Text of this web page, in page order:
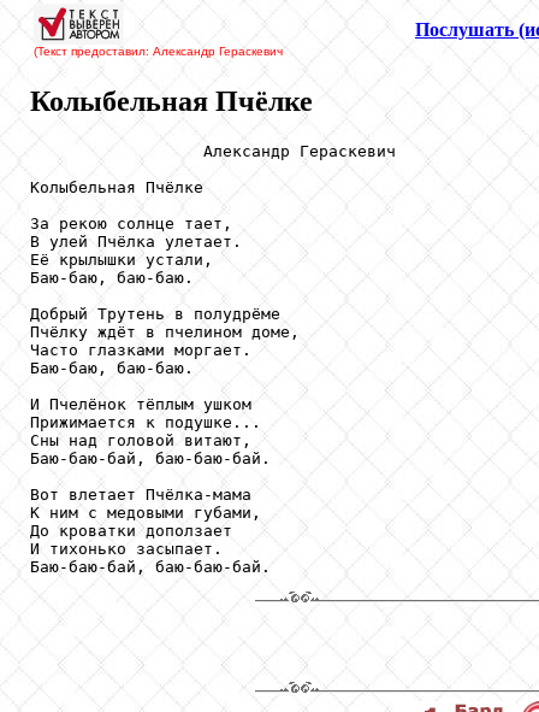
(Текст предоставил: Александр Гераскевич
Послушать
Колыбельная Пчёлке
                  Александр Гераскевич
Колыбельная Пчёлке
За рекою солнце тает,
В улей Пчёлка улетает.
Её крылышки устали,
Баю-баю, баю-баю.
Добрый Трутень в полудрёме
Пчёлку ждёт в пчелином доме,
Часто глазками моргает.
Баю-баю, баю-баю.
И Пчелёнок тёплым ушком
Прижимается к подушке...
Сны над головой витают,
Баю-баю-бай, баю-баю-бай.
Вот влетает Пчёлка-мама
К ним с медовыми губами,
До кроватки доползает
И тихонько засыпает.